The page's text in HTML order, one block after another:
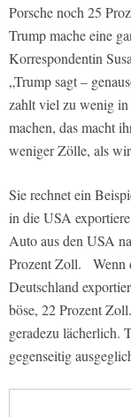
Porsche noch 25
Trump mache eine
Korrespondentin
„Trump sagt –
zahlt viel zu wenig
machen, das macht
weniger Zölle, als
Sie rechnet ein
in die USA
Auto aus den USA
Prozent Zoll. Wenn
Deutschland
böse, 22 Prozent
geradezu lächerlich.
gegenseitig